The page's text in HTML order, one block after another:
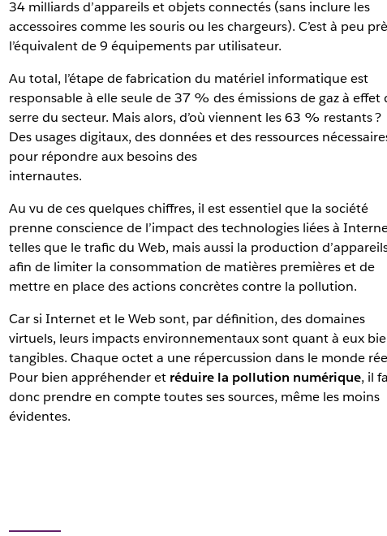
34 milliards d’appareils et objets connectés (sans inclure les
accessoires comme les souris ou les chargeurs). C’est à peu
l’équivalent de 9 équipements par utilisateur.
Au total, l’étape de fabrication du matériel informatique est
responsable à elle seule de 37 % des émissions de gaz à effet
serre du secteur. Mais alors, d’où viennent les 63 % restants ?
Des usages digitaux, des données et des ressources
pour répondre aux besoins des
internautes.
Au vu de ces quelques chiffres, il est essentiel que la société
prenne conscience de l’impact des technologies liées à
telles que le trafic du Web, mais aussi la production
afin de limiter la consommation de matières premières et de
mettre en place des actions concrètes contre la pollution.
Car si Internet et le Web sont, par définition, des domaines
virtuels, leurs impacts environnementaux sont quant à eux
tangibles. Chaque octet a une répercussion dans le monde
Pour bien appréhender et réduire la pollution numérique, il
donc prendre en compte toutes ses sources, même les moins